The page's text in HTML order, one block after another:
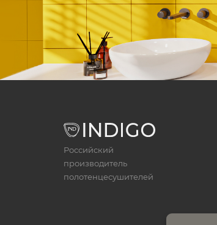
Российский
производитель
полотенцесушителей